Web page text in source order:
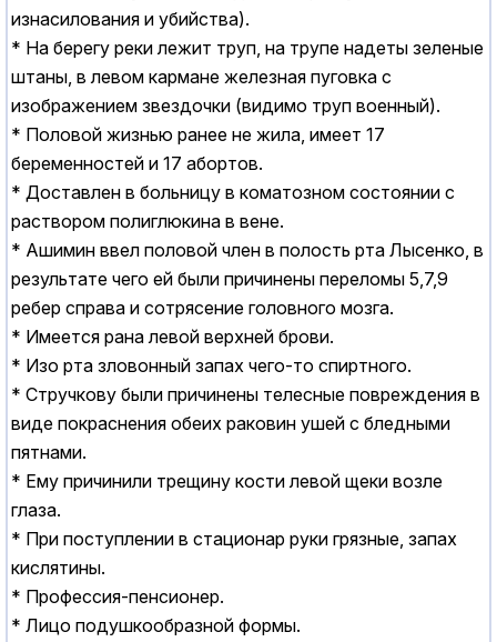
изнасилования и убийства).
* Hа берегу реки лежит труп, на трупе надеты зеленые
штаны, в левом кармане железная пуговка с
изображением звездочки (видимо труп военный).
* Половой жизнью ранее не жила, имеет 17
беременностей и 17 абортов.
* Доставлен в больницу в коматозном состоянии с
раствором полиглюкина в вене.
* Ашимин ввел половой член в полость рта Лысенко, в
результате чего ей были причинены переломы 5,7,9
ребер справа и сотрясение головного мозга.
* Имеется рана левой верхней брови.
* Изо рта зловонный запах чего-то спиртного.
* Стручкову были причинены телесные повреждения в
виде покраснения обеих раковин ушей с бледными
пятнами.
* Ему причинили трещину кости левой щеки возле
глаза.
* При поступлении в стационар руки грязные, запах
кислятины.
* Профессия-пенсионер.
* Лицо подушкообразной формы.